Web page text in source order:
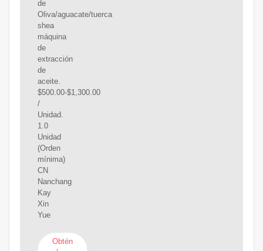
de
Oliva/aguacate/tuerca
shea
máquina
de
extracción
de
aceite.
$500.00-$1,300.00
/
Unidad.
1.0
Unidad
(Orden
mínima)
CN
Nanchang
Kay
Xin
Yue
Obtén